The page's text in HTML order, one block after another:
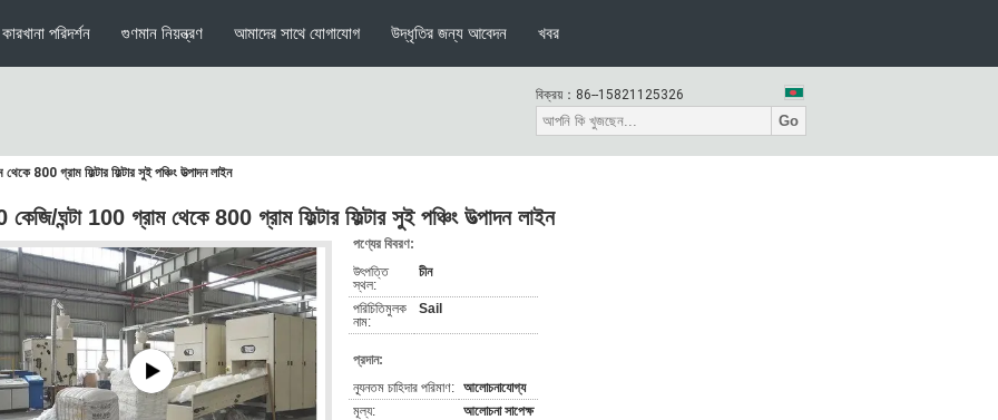
কারখানা পরিদর্শন গুণমান নিয়ন্ত্রণ আমাদের সাথে যোগাযোগ উদ্ধৃতির জন্য আবেদন খবর
বিক্রয়： 86--15821125326
Go
800 গ্রাম ফিল্টার ফিল্টার সুই পঞ্চিং উত্পাদন লাইন
ঘন্টা 100 গ্রাম থেকে 800 গ্রাম ফিল্টার ফিল্টার সুই পঞ্চিং উত্পাদন লাইন
পণ্যের বিবরণ:
উৎপত্তি
স্থল:
চীন
পরিচিতিমুলক
নাম:
Sail
প্রদান:
ন্যূনতম চাহিদার পরিমাণ: আলোচনাযোগ্য
মূল্য:
আলোচনা সাপেক্ষ